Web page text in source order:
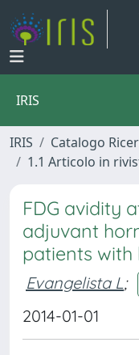
IRIS
IRIS Catalogo
1.1 Articolo in
FDG avidity
adjuvant
patients with
Evangelista L;
2014-01-01